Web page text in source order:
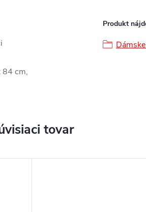
84 cm,
Produkt
tovar